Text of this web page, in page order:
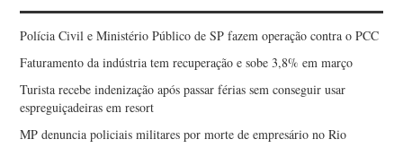
Polícia Civil e Ministério Público de SP fazem operação contra o PCC
Faturamento da indústria tem recuperação e sobe 3,8% em março
Turista recebe indenização após passar férias sem conseguir usar
espreguiçadeiras em resort
MP denuncia policiais militares por morte de empresário no Rio